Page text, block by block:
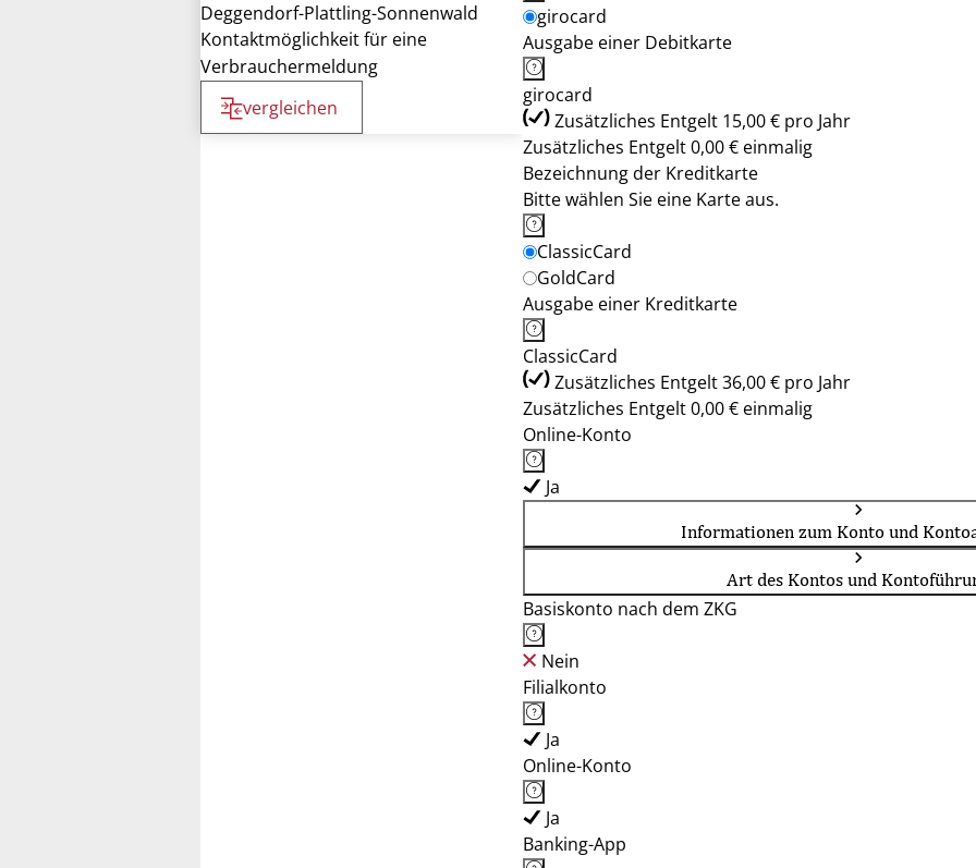
Deggendorf-Plattling-Sonnenwald
Kontaktmöglichkeit für eine
Verbrauchermeldung
vergleichen
girocard
Ausgabe einer Debitkarte
girocard
Zusätzliches Entgelt 15,00 € pro Jahr
Zusätzliches Entgelt 0,00 € einmalig
Bezeichnung der Kreditkarte
Bitte wählen Sie eine Karte aus.
ClassicCard
GoldCard
Ausgabe einer Kreditkarte
ClassicCard
Zusätzliches Entgelt 36,00 € pro Jahr
Zusätzliches Entgelt 0,00 € einmalig
Online-Konto
Ja
Informationen zum Konto und
Art des Kontos und
Basiskonto nach dem ZKG
Nein
Filialkonto
Ja
Online-Konto
Ja
Banking-App